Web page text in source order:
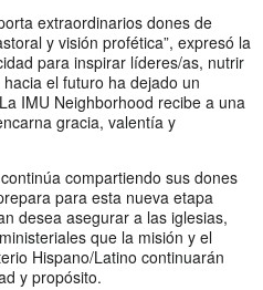
extraordinarios dones de
y visión profética”, expresó la
para inspirar líderes/as, nutrir
el futuro ha dejado un
IMU Neighborhood recibe a una
gracia, valentía y
compartiendo sus dones
para esta nueva etapa
desea asegurar a las iglesias,
que la misión y el
Hispano/Latino continuarán
y propósito.